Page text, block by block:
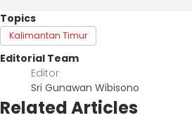
Topics
Kalimantan Timur
Editorial Team
Editor
Sri Gunawan Wibisono
Related Articles